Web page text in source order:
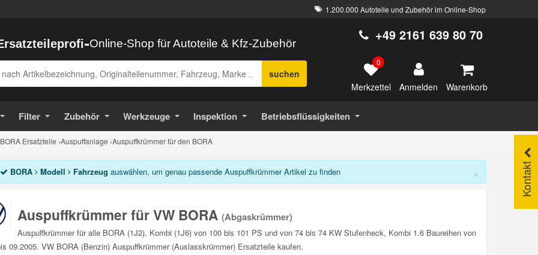
1.200.000 Autoteile und Zubehör im Online-Shop
-Online-Shop für Autoteile & Kfz-Zubehör
suchen
+49 2161 639 80 70
0
Merkzettel Anmelden Warenkorb
Filter Zubehör Werkzeuge Inspektion Betriebsflüssigkeiten
BORA Ersatzteile ›Auspuffanlage ›Auspuffkrümmer für den BORA
Kontakt
×
BORA Modell Fahrzeug auswählen, um genau passende Auspuffkrümmer Artikel zu finden
Auspuffkrümmer für VW BORA (Abgaskrümmer)
Auspuffkrümmer für alle BORA (1J2), Kombi (1J6) von 100 bis 101 PS und von 74 bis 74 KW Stufenheck, Kombi 1.6 Baureihen von
09.2005. VW BORA (Benzin) Auspuffkrümmer (Auslasskrümmer) Ersatzteile kaufen.